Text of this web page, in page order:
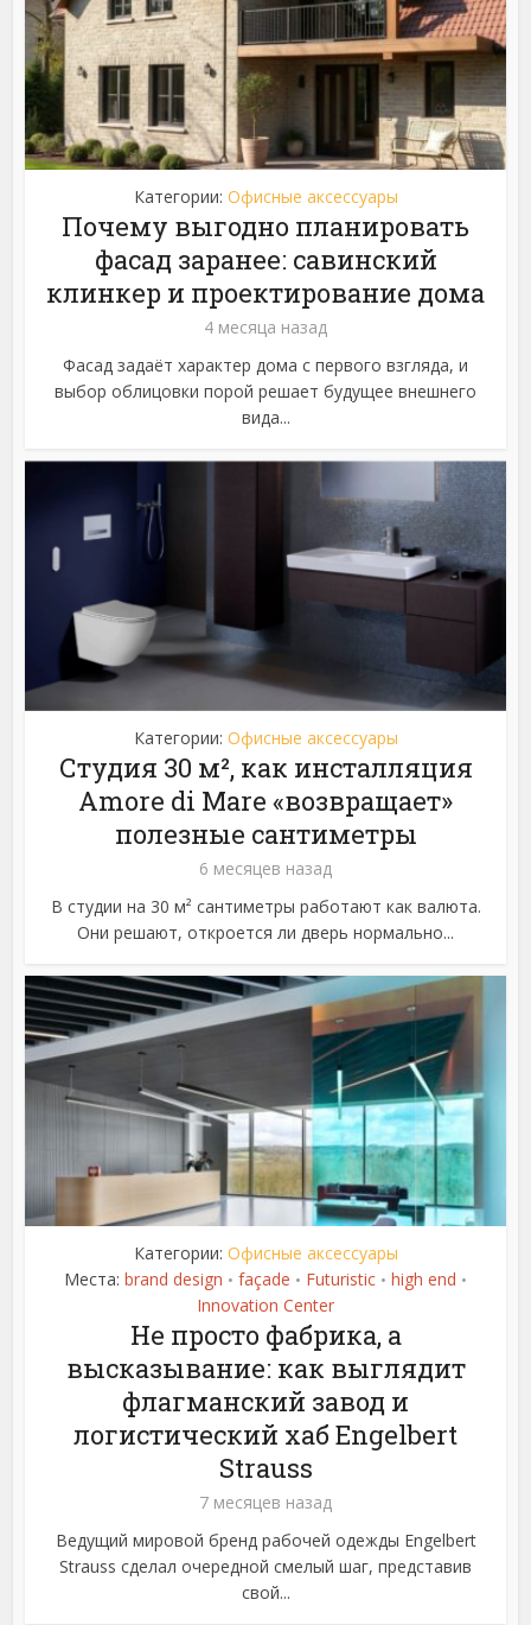
Категории: Офисные аксессуары
Почему выгодно планировать
фасад заранее: савинский
клинкер и проектирование дома
4 месяца назад
Фасад задаёт характер дома с первого взгляда, и
выбор облицовки порой решает будущее внешнего
вида...
Категории: Офисные аксессуары
Студия 30 м², как инсталляция
Amore di Mare «возвращает»
полезные сантиметры
6 месяцев назад
В студии на 30 м² сантиметры работают как валюта.
Они решают, откроется ли дверь нормально...
Категории: Офисные аксессуары
Места: brand design • façade • Futuristic • high end •
Innovation Center
Не просто фабрика, а
высказывание: как выглядит
флагманский завод и
логистический хаб Engelbert
Strauss
7 месяцев назад
Ведущий мировой бренд рабочей одежды Engelbert
Strauss сделал очередной смелый шаг, представив
свой...